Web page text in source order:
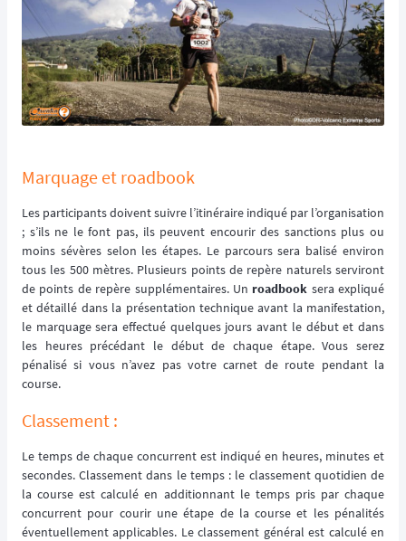
Marquage et roadbook
Les participants doivent suivre l’itinéraire indiqué par l’organisation
; s’ils ne le font pas, ils peuvent encourir des sanctions plus ou
moins sévères selon les étapes. Le parcours sera balisé environ
tous les 500 mètres. Plusieurs points de repère naturels serviront
de points de repère supplémentaires. Un roadbook sera expliqué
et détaillé dans la présentation technique avant la manifestation,
le marquage sera effectué quelques jours avant le début et dans
les heures précédant le début de chaque étape. Vous serez
pénalisé si vous n’avez pas votre carnet de route pendant la
course.
Classement :
Le temps de chaque concurrent est indiqué en heures, minutes et
secondes. Classement dans le temps : le classement quotidien de
la course est calculé en additionnant le temps pris par chaque
concurrent pour courir une étape de la course et les pénalités
éventuellement applicables. Le classement général est calculé en